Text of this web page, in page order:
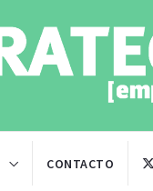
CONTACTO